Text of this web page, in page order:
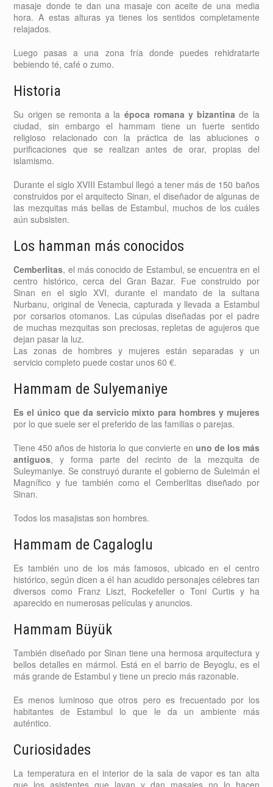
masaje donde te dan una masaje con aceite de una media
hora. A estas alturas ya tienes los sentidos completamente
relajados.
Luego pasas a una zona fría donde puedes rehidratarte
bebiendo té, café o zumo.
Historia
Su origen se remonta a la época romana y bizantina de la
ciudad, sin embargo el hammam tiene un fuerte sentido
religioso relacionado con la práctica de las abluciones o
purificaciones que se realizan antes de orar, propias del
islamismo.
Durante el siglo XVIII Estambul llegó a tener más de 150 baños
construidos por el arquitecto Sinan, el diseñador de algunas de
las mezquitas más bellas de Estambul, muchos de los cuáles
aún subsisten.
Los hamman más conocidos
Cemberlitas, el más conocido de Estambul, se encuentra en el
centro histórico, cerca del Gran Bazar. Fue construido por
Sinan en el siglo XVI, durante el mandato de la sultana
Nurbanu, original de Venecia, capturada y llevada a Estambul
por corsarios otomanos. Las cúpulas diseñadas por el padre
de muchas mezquitas son preciosas, repletas de agujeros que
dejan pasar la luz.
Las zonas de hombres y mujeres están separadas y un
servicio completo puede costar unos 60 €.
Hammam de Sulyemaniye
Es el único que da servicio mixto para hombres y mujeres
por lo que suele ser el preferido de las familias o parejas.
Tiene 450 años de historia lo que convierte en uno de los más
antiguos, y forma parte del recinto de la mezquita de
Suleymaniye. Se construyó durante el gobierno de Suleimán el
Magnífico y fue también como el Cemberlitas diseñado por
Sinan.
Todos los masajistas son hombres.
Hammam de Cagaloglu
Es también uno de los más famosos, ubicado en el centro
histórico, según dicen a él han acudido personajes célebres tan
diversos como Franz Liszt, Rockefeller o Toni Curtis y ha
aparecido en numerosas películas y anuncios.
Hammam Büyük
También diseñado por Sinan tiene una hermosa arquitectura y
bellos detalles en mármol. Está en el barrio de Beyoglu, es el
más grande de Estambul y tiene un precio más razonable.
Es menos luminoso que otros pero es frecuentado por los
habitantes de Estambul lo que le da un ambiente más
auténtico.
Curiosidades
La temperatura en el interior de la sala de vapor es tan alta